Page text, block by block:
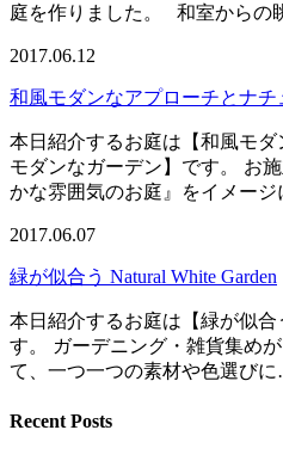
庭を作りました。 和室からの
2017.06.12
和風モダンなアプローチとナ
本日紹介するお庭は【和風モ
モダンなガーデン】です。 お
かな雰囲気のお庭』をイメー
2017.06.07
緑が似合う Natural White Garden
本日紹介するお庭は【緑が似合
す。 ガーデニング・雑貨集め
て、一つ一つの素材や色選び
Recent Posts